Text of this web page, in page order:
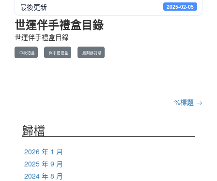
最後更新 2025-02-05
世運伴手禮盒目錄
世運伴手禮盒目錄
中秋禮盒 伴手禮禮盒 鳳梨酥訂購
政
導
航
%標題 →
歸檔
2026 年 1 月
2025 年 9 月
2024 年 8 月